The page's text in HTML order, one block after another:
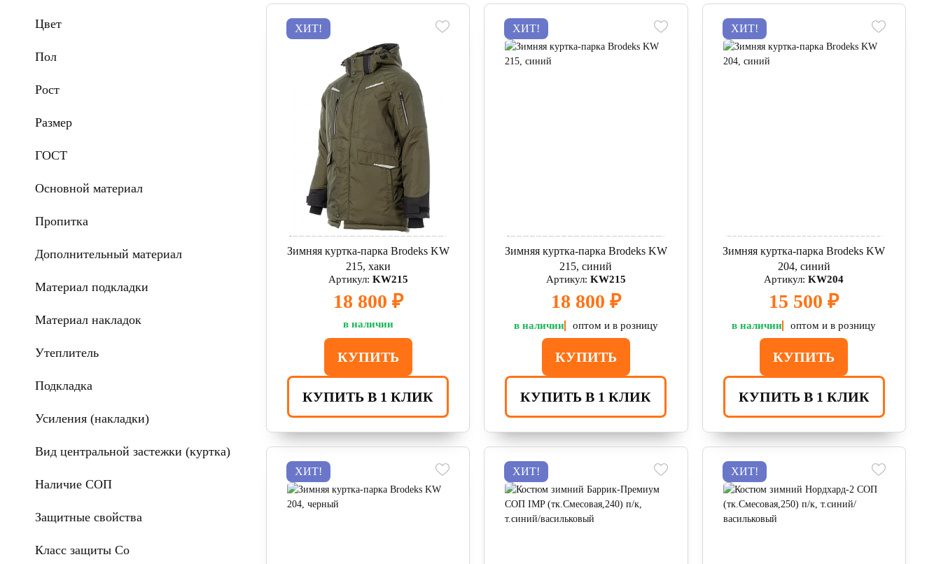
Цвет
Пол
Рост
Размер
ГОСТ
Основной материал
Пропитка
Дополнительный материал
Материал подкладки
Материал накладок
Утеплитель
Подкладка
Усиления (накладки)
Вид центральной застежки (куртка)
Наличие СОП
Защитные свойства
Класс защиты Со
ХИТ!
Зимняя куртка-парка Brodeks KW
215, хаки
Артикул: KW215
18 800 ₽
в наличии
КУПИТЬ
КУПИТЬ В 1 КЛИК
ХИТ!
Зимняя куртка-парка Brodeks KW
215, синий
Артикул: KW215
18 800 ₽
в наличии оптом и в розницу
КУПИТЬ
КУПИТЬ В 1 КЛИК
ХИТ!
Зимняя куртка-парка Brodeks KW
204, синий
Артикул:KW204
15 500 ₽
в наличии оптом и в розницу
КУПИТЬ
КУПИТЬ В 1 КЛИК
ХИТ! ХИТ! ХИТ!